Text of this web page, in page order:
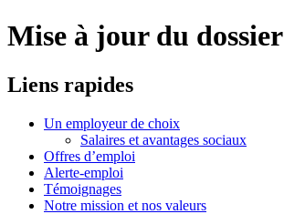
Mise à jour du dossier
Liens rapides
Un employeur de choix
Salaires et avantages sociaux
Offres d’emploi
Alerte-emploi
Témoignages
Notre mission et nos valeurs